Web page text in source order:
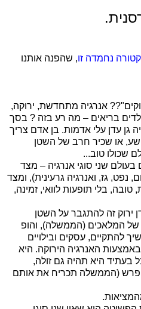
נחמדה זו, שהפנה אותנו
אנרגיה מתחדשת, ירוקה,
ילדים בריאים – מה רע בזה ? בסך
גן עדן עלי אדמות. בן אדם צריך
או שכיר חרב של השטן
שכולו טוב...
שני סוגי אנרגיה – מצד
גז, ואנרגיה גרעינית), ומצד
טובה, בלי תופעות לוואי, זמינה,
ירוק זה להתגבר על השטן
המלאכים (הממשלה), והופ
להתקיים, עסקים ובילויים
באמצעות האנרגיה הירוקה. היא
בעתיד היא תהיה גם זולה,
(הממשלה תכריח את אותם